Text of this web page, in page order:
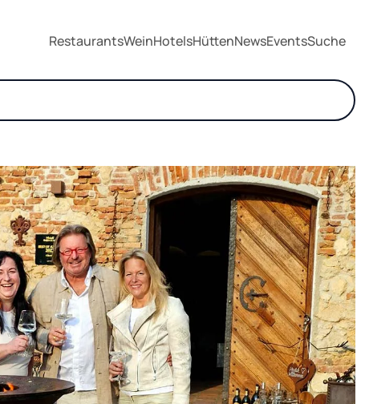
RestaurantsWeinHotelsHüttenNewsEventsSuche